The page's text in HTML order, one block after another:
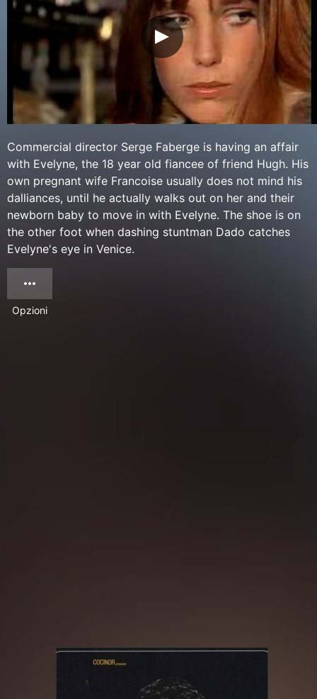
Commercial director Serge Faberge is having an affair
with Evelyne, the 18 year old fiancee of friend Hugh. His
own pregnant wife Francoise usually does not mind his
dalliances, until he actually walks out on her and their
newborn baby to move in with Evelyne. The shoe is on
the other foot when dashing stuntman Dado catches
Evelyne's eye in Venice.
Opzioni